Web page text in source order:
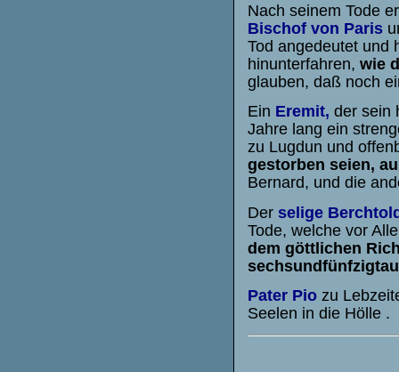
Nach seinem Tode
Bischof von Paris
Tod angedeutet und
hinunterfahren, wie
glauben, daß noch
Ein Eremit, der sein
Jahre lang ein
zu Lugdun und
gestorben seien,
Bernard, und die
Der selige
Tode, welche vor
dem göttlichen
Pater Pio zu
Seelen in die Hölle .